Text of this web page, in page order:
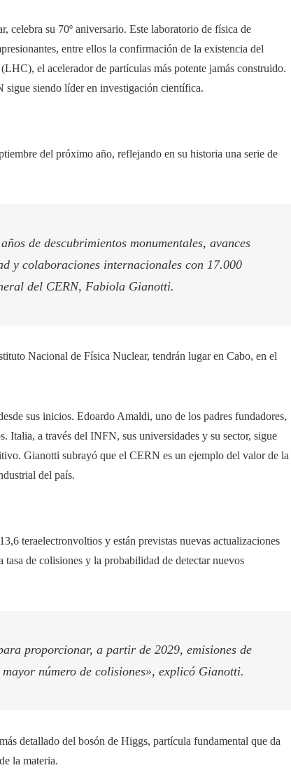
su 70º aniversario. Este laboratorio de física de
entre ellos la confirmación de la existencia del
el acelerador de partículas más potente jamás construido.
sigue siendo líder en investigación científica.
del próximo año, reflejando en su historia una serie de
de descubrimientos monumentales, avances
y colaboraciones internacionales con 17.000
del CERN, Fabiola Gianotti.
Nacional de Física Nuclear, tendrán lugar en Cabo, en el
sus inicios. Edoardo Amaldi, uno de los padres fundadores,
Italia, a través del INFN, sus universidades y su sector, sigue
Gianotti subrayó que el CERN es un ejemplo del valor de la
del país.
teraelectronvoltios y están previstas nuevas actualizaciones
de colisiones y la probabilidad de detectar nuevos
proporcionar, a partir de 2029, emisiones de
número de colisiones», explicó Gianotti.
detallado del bosón de Higgs, partícula fundamental que da
la materia.